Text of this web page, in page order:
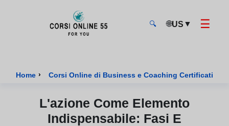
🔍 🌐US ▼ ☰
Home › Corsi Online di Business e Coaching Certificati
L'azione Come Elemento
Indispensabile: Fasi E